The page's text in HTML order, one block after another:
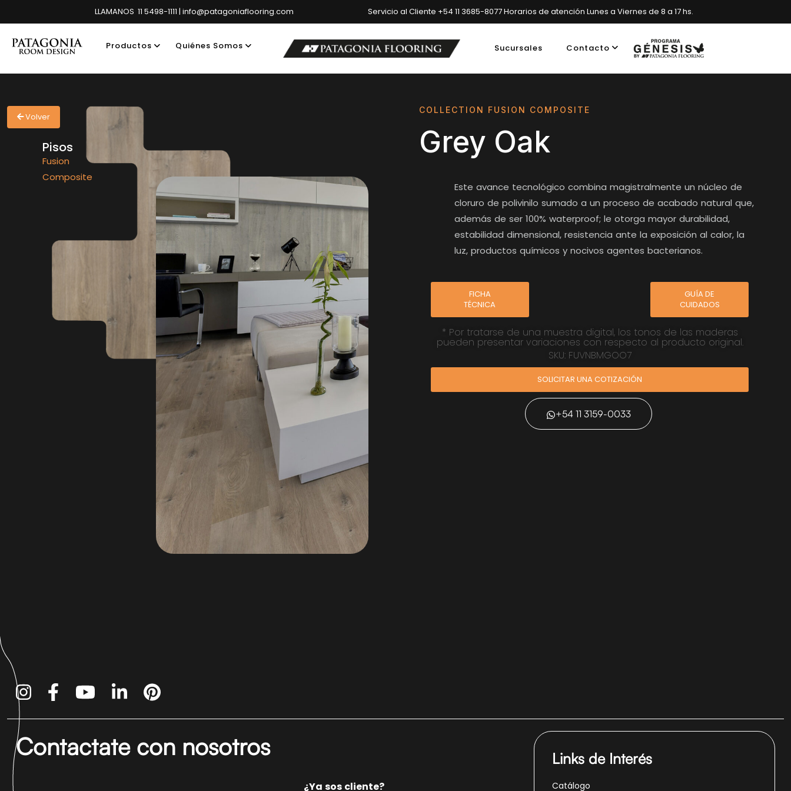
LLAMANOS 11 5498-1111 | info@patagoniaflooring.com Servicio al Cliente +54 11 3685-8077 Horarios de atención Lunes a Viernes de 8 a 17 hs.
Productos Quiénes Somos Sucursales Contacto
Volver
Pisos
Fusion
Composite
COLLECTION FUSION COMPOSITE
Grey Oak
Este avance tecnológico combina magistralmente un núcleo de
cloruro de polivinilo sumado a un proceso de acabado natural que,
además de ser 100% waterproof; le otorga mayor durabilidad,
estabilidad dimensional, resistencia ante la exposición al calor, la
luz, productos químicos y nocivos agentes bacterianos.
FICHA
TÉCNICA
GUÍA DE
CUIDADOS
* Por tratarse de una muestra digital, los tonos de las maderas
pueden presentar variaciones con respecto al producto original.
SKU: FUVNBMGOO7
SOLICITAR UNA COTIZACIÓN
+54 11 3159-0033
Contactate con nosotros
¿Ya sos cliente?
Links de Interés
Catálogo